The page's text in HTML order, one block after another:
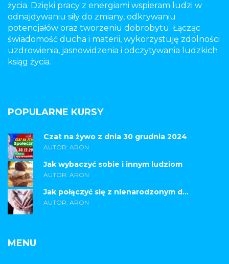
życia. Dzięki pracy z energiami wspieram ludzi w
odnajdywaniu siły do zmiany, odkrywaniu
potencjałów oraz tworzeniu dobrobytu. Łącząc
świadomość ducha i materii, wykorzystuję zdolności
uzdrowienia, jasnowidzenia i odczytywania ludzkich
ksiąg życia.
POPULARNE KURSY
Czat na żywo z dnia 30 grudnia 2024
AUTOR: ARON
Jak wybaczyć sobie i innym ludziom
AUTOR: ARON
Jak połączyć się z nienarodzonym d...
AUTOR: ARON
MENU